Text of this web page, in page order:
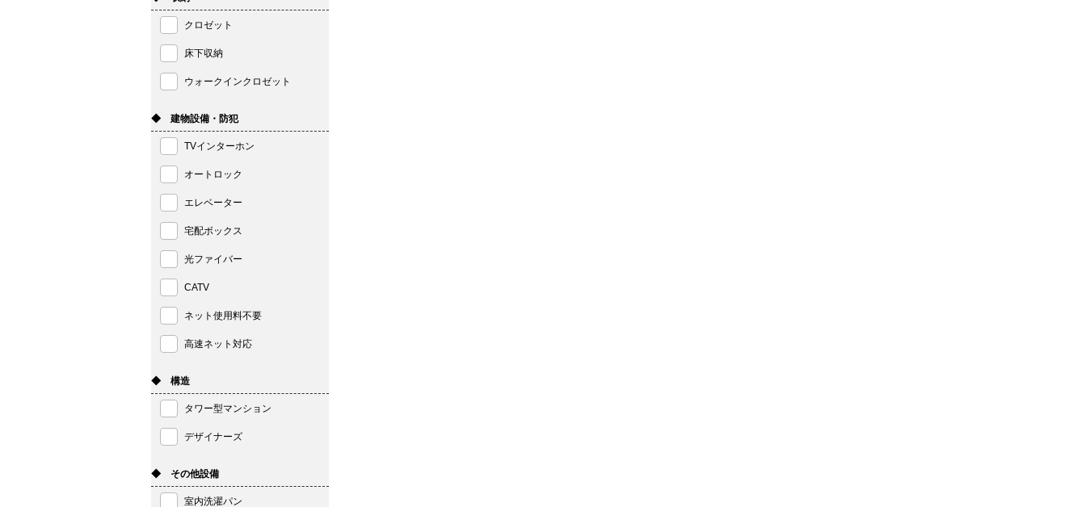
クロゼット
床下収納
ウォークインクロゼット
◆ 建物設備・防犯
TVインターホン
オートロック
エレベーター
宅配ボックス
光ファイバー
CATV
ネット使用料不要
高速ネット対応
◆ 構造
タワー型マンション
デザイナーズ
◆ その他設備
室内洗濯パン